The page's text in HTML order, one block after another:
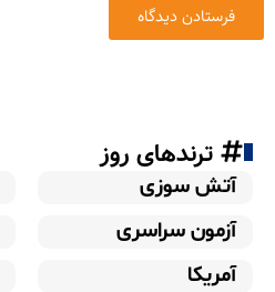
ترندهای روز
آتش سوزی
آزمون سراسری
آمریکا